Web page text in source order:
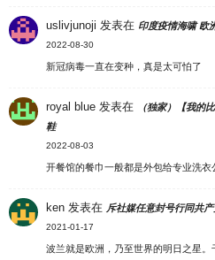
uslivjunoji 发表在 印度疫情海啸 欧
2022-08-30
新冠病毒一直在变种，真是太可怕了
royal blue 发表在
（独家）【我的
鞋
2022-08-03
开餐馆的餐巾一般都是外包给专业洗衣
ken 发表在 斥社媒任意封号行同共
2021-01-17
波兰就是欧洲，乃至世界的明日之星。